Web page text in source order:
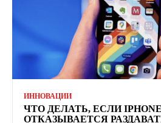
ИННОВАЦИИ
ЧТО ДЕЛАТЬ, ЕСЛИ IPHONE
ОТКАЗЫВАЕТСЯ